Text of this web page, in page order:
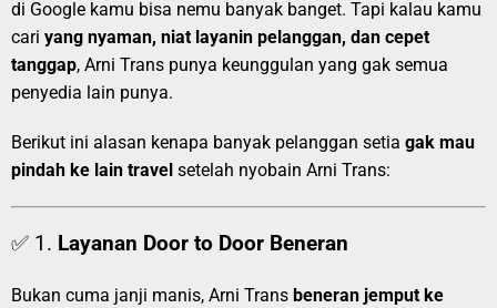
di Google kamu bisa nemu banyak banget. Tapi kalau kamu
cari yang nyaman, niat layanin pelanggan, dan cepet
tanggap, Arni Trans punya keunggulan yang gak semua
penyedia lain punya.
Berikut ini alasan kenapa banyak pelanggan setia gak mau
pindah ke lain travel setelah nyobain Arni Trans:
✅ 1. Layanan Door to Door Beneran
Bukan cuma janji manis, Arni Trans beneran jemput ke